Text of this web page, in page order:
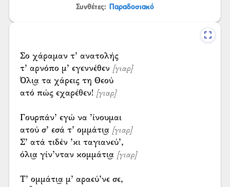
Συνθέτες: Παραδοσιακό
Σο χάραμαν τ’ ανατολής
τ’ αρνόπο μ’ εγεννέθεν [γιαρ]
Όλι͜α τα χάρεις τη Θεού
ατό πώς εχαρέθεν! [γιαρ]
Γουρπάν’ εγώ να ’ίνουμαι
ατού σ’ εσά τ’ ομμάτι͜α [γιαρ]
Σ’ ατά τιδέν ’κι ταγιανεύ’,
όλι͜α γίν’νταν κομμάτι͜α [γιαρ]
Τ’ ομμάτι͜α μ’ αραεύ’νε σε,